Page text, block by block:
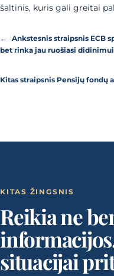
šaltinis, kuris gali greitai
← Ankstesnis straipsnis ECB
bet rinka jau ruošiasi didinimui
Kitas straipsnis Pensijų fondų
KITAS ŽINGSNIS
Reikia ne
situacijai